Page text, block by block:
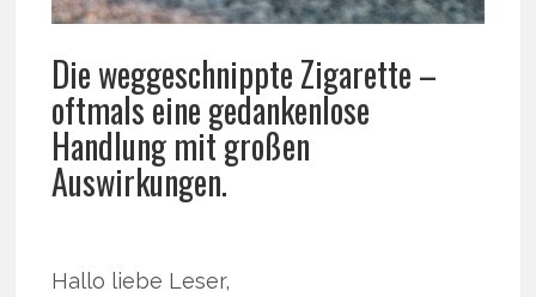
Die weggeschnippte Zigarette –
oftmals eine gedankenlose
Handlung mit großen
Auswirkungen.
Hallo liebe Leser,